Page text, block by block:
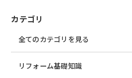
カテゴリ
全てのカテゴリを見る
リフォーム基礎知識